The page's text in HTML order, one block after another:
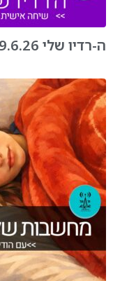
ה-רדיו שלי 9.6.26